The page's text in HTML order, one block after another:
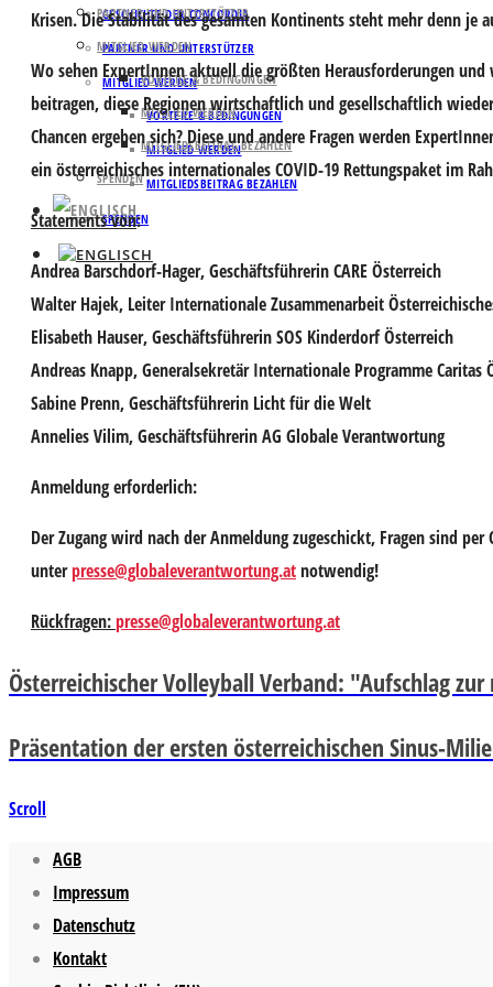
GESCHICHTE DER CONCORDIA
PARTNER UND UNTERSTÜTZER
MITGLIED WERDEN
VORTEILE & BEDINGUNGEN
MITGLIED WERDEN
MITGLIEDSBEITRAG BEZAHLEN
SPENDEN
PARTNER UND UNTERSTÜTZER
MITGLIED WERDEN
VORTEILE & BEDINGUNGEN
MITGLIED WERDEN
MITGLIEDSBEITRAG BEZAHLEN
SPENDEN
Krisen. Die Stabilität des gesamten Kontinents steht mehr denn je
Wo sehen ExpertInnen aktuell die größten Herausforderungen
beitragen, diese Regionen wirtschaftlich und gesellschaftlich
Chancen ergeben sich? Diese und andere Fragen werden
ein österreichisches internationales COVID-19 Rettungspaket im
Statements von:
Andrea Barschdorf-Hager, Geschäftsführerin CARE Österreich
Walter Hajek, Leiter Internationale Zusammenarbeit
Elisabeth Hauser,Geschäftsführerin SOS Kinderdorf Österreich
Andreas Knapp, Generalsekretär Internationale Programme Caritas
Sabine Prenn, Geschäftsführerin Licht für die Welt
Annelies Vilim, Geschäftsführerin AG Globale Verantwortung
Anmeldung erforderlich:
Der Zugang wird nach der Anmeldung zugeschickt, Fragen sind
unterpresse@globaleverantwortung.atnotwendig!
Rückfragen:presse@globaleverantwortung.at
Österreichischer Volleyball Verband: "Aufschlag zur
Präsentation der ersten österreichischen Sinus-
Scroll
AGB
Impressum
Datenschutz
Kontakt